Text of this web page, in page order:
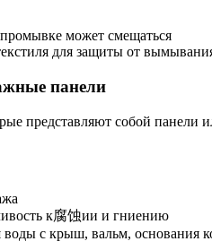
может смещаться
для защиты от
панели
представляют собой
к腐蚀ии и гниению
воды с крыш, вальм, основания